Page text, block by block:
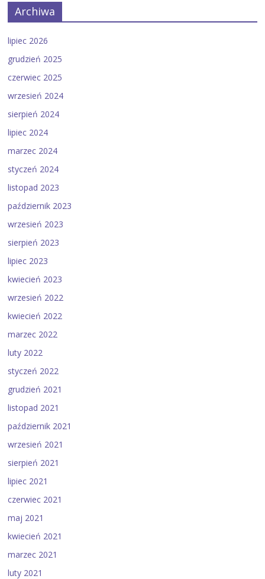
Archiwa
lipiec 2026
grudzień 2025
czerwiec 2025
wrzesień 2024
sierpień 2024
lipiec 2024
marzec 2024
styczeń 2024
listopad 2023
październik 2023
wrzesień 2023
sierpień 2023
lipiec 2023
kwiecień 2023
wrzesień 2022
kwiecień 2022
marzec 2022
luty 2022
styczeń 2022
grudzień 2021
listopad 2021
październik 2021
wrzesień 2021
sierpień 2021
lipiec 2021
czerwiec 2021
maj 2021
kwiecień 2021
marzec 2021
luty 2021